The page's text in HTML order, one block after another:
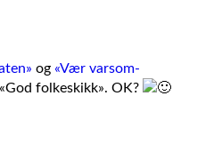
og «Vær varsom-
folkeskikk». OK?